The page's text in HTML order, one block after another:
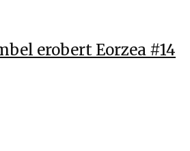
erobert Eorzea #14